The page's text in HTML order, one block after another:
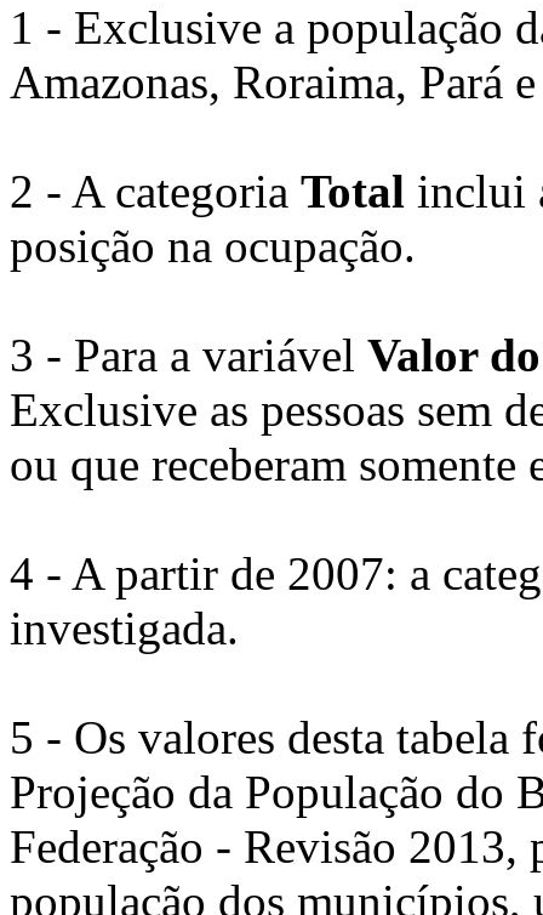
1 - Exclusive a população
Amazonas, Roraima, Pará
2 - A categoria Total inclui
posição na ocupação.
3 - Para a variável Valor
Exclusive as pessoas sem
ou que receberam somente
4 - A partir de 2007: a
investigada.
5 - Os valores desta tabela
Projeção da População do
Federação - Revisão 2013,
população dos municípios,